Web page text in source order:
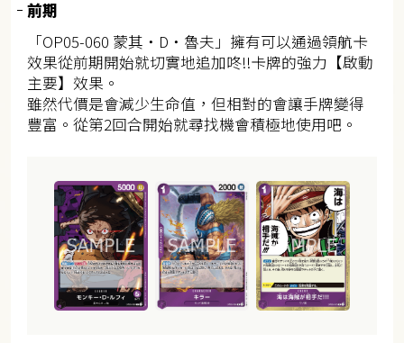
前期
「OP05-060 蒙其・D・魯夫」擁有可以通過領航卡
效果從前期開始就切實地追加咚!!卡牌的強力【啟動
主要】效果。
雖然代價是會減少生命值，但相對的會讓手牌變得
豐富。從第2回合開始就尋找機會積極地使用吧。